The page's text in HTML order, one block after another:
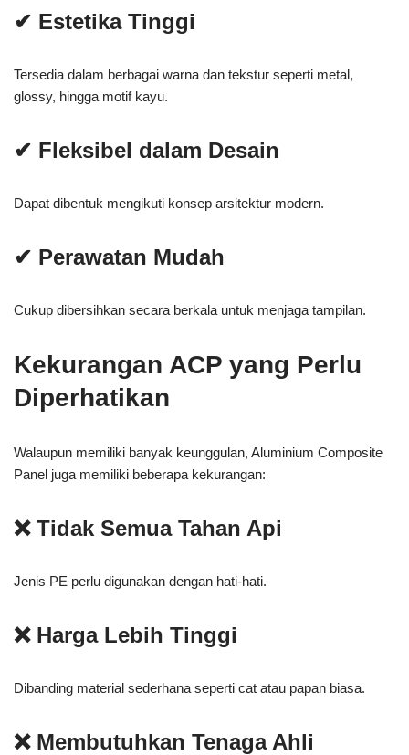
✔ Estetika Tinggi
Tersedia dalam berbagai warna dan tekstur seperti metal,
glossy, hingga motif kayu.
✔ Fleksibel dalam Desain
Dapat dibentuk mengikuti konsep arsitektur modern.
✔ Perawatan Mudah
Cukup dibersihkan secara berkala untuk menjaga tampilan.
Kekurangan ACP yang Perlu
Diperhatikan
Walaupun memiliki banyak keunggulan, Aluminium Composite
Panel juga memiliki beberapa kekurangan:
❌ Tidak Semua Tahan Api
Jenis PE perlu digunakan dengan hati-hati.
❌ Harga Lebih Tinggi
Dibanding material sederhana seperti cat atau papan biasa.
❌ Membutuhkan Tenaga Ahli